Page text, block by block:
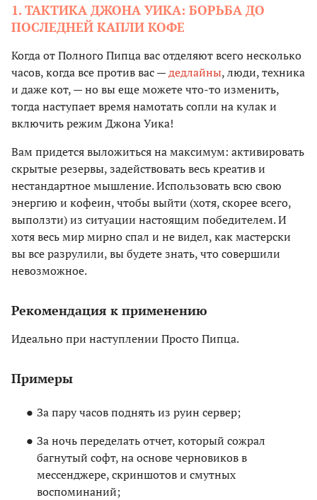
1. ТАКТИКА ДЖОНА УИКА: БОРЬБА ДО
ПОСЛЕДНЕЙ КАПЛИ КОФЕ
Когда от Полного Пипца вас отделяют всего несколько
часов, когда все против вас —дедлайны, люди, техника
и даже кот, — но вы еще можете что-то изменить,
тогда наступает время намотать сопли на кулак и
включить режим Джона Уика!
Вам придется выложиться на максимум: активировать
скрытые резервы, задействовать весь креатив и
нестандартное мышление. Использовать всю свою
энергию и кофеин, чтобы выйти (хотя, скорее всего,
выползти) из ситуации настоящим победителем. И
хотя весь мир мирно спал и не видел, как мастерски
вы все разрулили, вы будете знать, что совершили
невозможное.
Рекомендация к применению
Идеально при наступлении Просто Пипца.
Примеры
За пару часов поднять из руин сервер;
За ночь переделать отчет, который сожрал
багнутый софт, на основе черновиков в
мессенджере, скриншотов и смутных
воспоминаний;